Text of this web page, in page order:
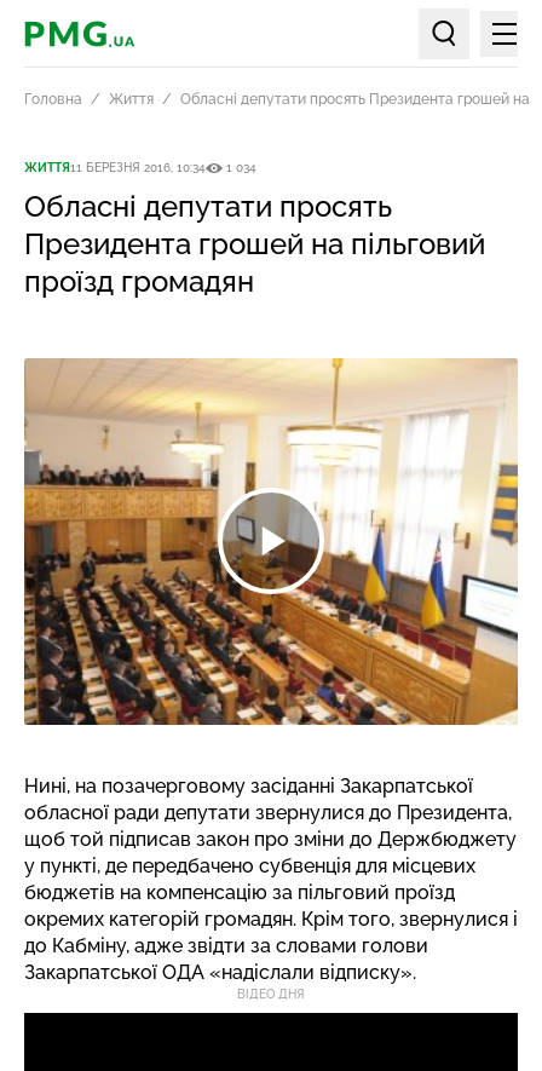
PMG.ua
Пошук по
Головна Життя Обласні депутати просять Президента грошей на
ЖИТТЯ11 БЕРЕЗНЯ 2016, 10:34 1 034
Обласні депутати просять
Президента грошей на пільговий
проїзд громадян
Нині, на позачерговому засіданні Закарпатської
обласної ради депутати звернулися до Президента,
щоб той підписав закон про зміни до Держбюджету
у пункті, де передбачено субвенція для місцевих
бюджетів на компенсацію за пільговий проїзд
окремих категорій громадян. Крім того, звернулися і
до Кабміну, адже звідти за словами голови
Закарпатської ОДА «надіслали відписку».
ВІДЕО ДНЯ